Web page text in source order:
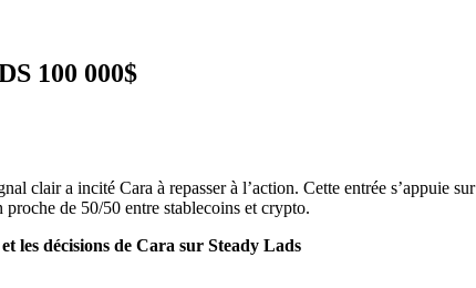
100 000$
clair a incité Cara à repasser à l’action. Cette entrée s’appuie
de 50/50 entre stablecoins et crypto.
les décisions de Cara sur Steady Lads